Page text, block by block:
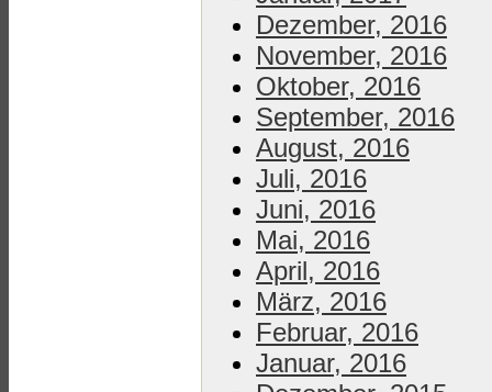
Dezember, 2016
November, 2016
Oktober, 2016
September, 2016
August, 2016
Juli, 2016
Juni, 2016
Mai, 2016
April, 2016
März, 2016
Februar, 2016
Januar, 2016